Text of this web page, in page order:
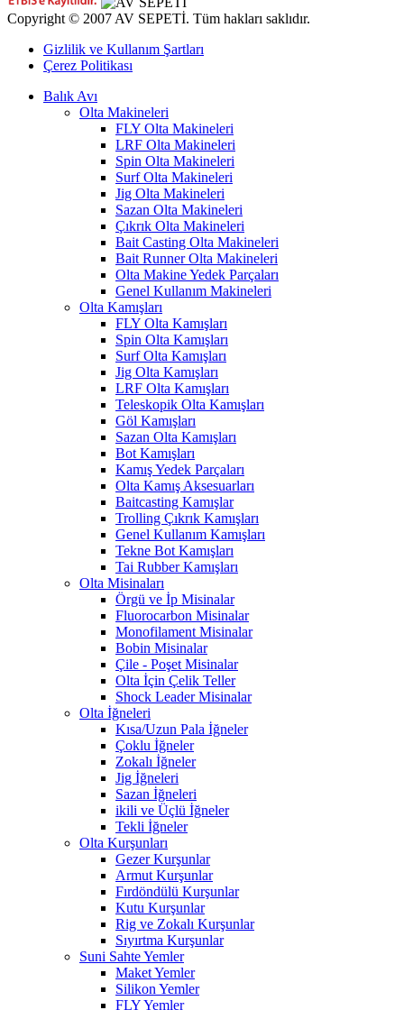
Copyright © 2007 AV SEPETİ. Tüm hakları saklıdır.
Gizlilik ve Kullanım Şartları
Çerez Politikası
Balık Avı
Olta Makineleri
FLY Olta Makineleri
LRF Olta Makineleri
Spin Olta Makineleri
Surf Olta Makineleri
Jig Olta Makineleri
Sazan Olta Makineleri
Çıkrık Olta Makineleri
Bait Casting Olta Makineleri
Bait Runner Olta Makineleri
Olta Makine Yedek Parçaları
Genel Kullanım Makineleri
Olta Kamışları
FLY Olta Kamışları
Spin Olta Kamışları
Surf Olta Kamışları
Jig Olta Kamışları
LRF Olta Kamışları
Teleskopik Olta Kamışları
Göl Kamışları
Sazan Olta Kamışları
Bot Kamışları
Kamış Yedek Parçaları
Olta Kamış Aksesuarları
Baitcasting Kamışlar
Trolling Çıkrık Kamışları
Genel Kullanım Kamışları
Tekne Bot Kamışları
Tai Rubber Kamışları
Olta Misinaları
Örgü ve İp Misinalar
Fluorocarbon Misinalar
Monofilament Misinalar
Bobin Misinalar
Çile - Poşet Misinalar
Olta İçin Çelik Teller
Shock Leader Misinalar
Olta İğneleri
Kısa/Uzun Pala İğneler
Çoklu İğneler
Zokalı İğneler
Jig İğneleri
Sazan İğneleri
ikili ve Üçlü İğneler
Tekli İğneler
Olta Kurşunları
Gezer Kurşunlar
Armut Kurşunlar
Fırdöndülü Kurşunlar
Kutu Kurşunlar
Rig ve Zokalı Kurşunlar
Sıyırtma Kurşunlar
Suni Sahte Yemler
Maket Yemler
Silikon Yemler
FLY Yemler